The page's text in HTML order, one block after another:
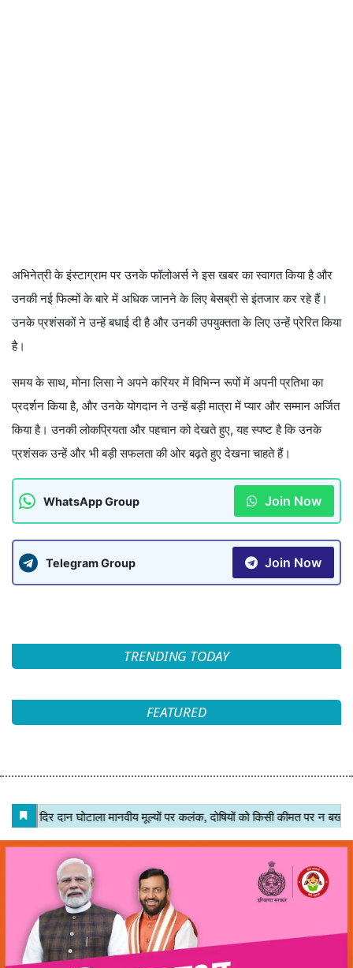
अभिनेत्री के इंस्टाग्राम पर उनके फॉलोअर्स ने इस खबर का स्वागत किया है और
उनकी नई फिल्मों के बारे में अधिक जानने के लिए बेसब्री से इंतजार कर रहे हैं।
उनके प्रशंसकों ने उन्हें बधाई दी है और उनकी उपयुक्तता के लिए उन्हें प्रेरित किया
है।
समय के साथ, मोना लिसा ने अपने करियर में विभिन्न रूपों में अपनी प्रतिभा का
प्रदर्शन किया है, और उनके योगदान ने उन्हें बड़ी मात्रा में प्यार और सम्मान अर्जित
किया है। उनकी लोकप्रियता और पहचान को देखते हुए, यह स्पष्ट है कि उनके
प्रशंसक उन्हें और भी बड़ी सफलता की ओर बढ़ते हुए देखना चाहते हैं।
WhatsApp Group Join Now
Telegram Group Join Now
TRENDING TODAY
FEATURED